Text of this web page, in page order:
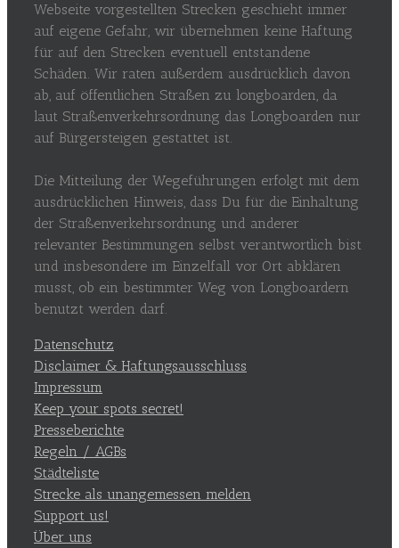
Webseite vorgestellten Strecken geschieht immer
auf eigene Gefahr, wir übernehmen keine Haftung
für auf den Strecken eventuell entstandene
Schäden. Wir raten außerdem ausdrücklich davon
ab, auf öffentlichen Straßen zu longboarden, da
laut Straßenverkehrsordnung das Longboarden nur
auf Bürgersteigen gestattet ist.
Die Mitteilung der Wegeführungen erfolgt mit dem
ausdrücklichen Hinweis, dass Du für die Einhaltung
der Straßenverkehrsordnung und anderer
relevanter Bestimmungen selbst verantwortlich bist
und insbesondere im Einzelfall vor Ort abklären
musst, ob ein bestimmter Weg von Longboardern
benutzt werden darf.
Datenschutz
Disclaimer & Haftungsausschluss
Impressum
Keep your spots secret!
Presseberichte
Regeln / AGBs
Städteliste
Strecke als unangemessen melden
Support us!
Über uns